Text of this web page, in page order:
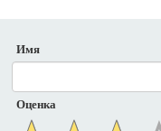
Имя
Оценка